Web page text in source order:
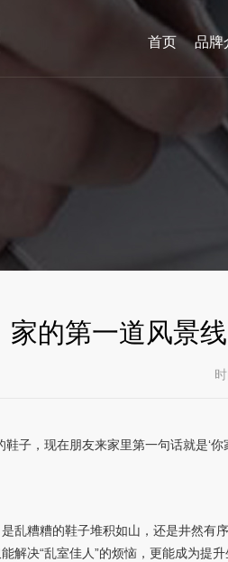
首页 品牌
家的第一道风景
鞋子，现在朋友来家里第一句话就是
乱糟糟的鞋子堆积如山，还是井然有
解决“乱室佳人”的烦恼，更能成为提